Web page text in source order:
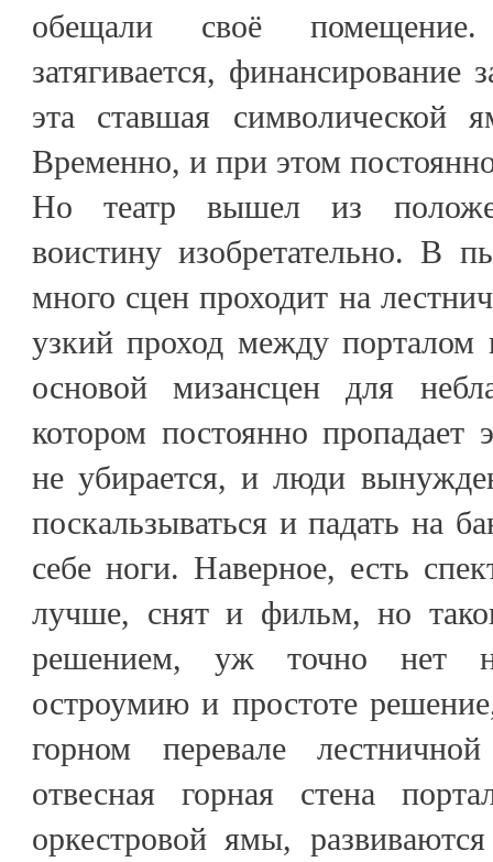
обещали своё
затягивается, финансирование
эта ставшая символической
Временно, и при этом
Но театр вышел из
воистину изобретательно. В
много сцен проходит на
узкий проход между
основой мизансцен для
котором постоянно пропадает
не убирается, и люди
поскальзываться и падать на
себе ноги. Наверное, есть
лучше, снят и фильм, но
решением, уж точно нет
остроумию и простоте
горном перевале
отвесная горная стена
оркестровой ямы,